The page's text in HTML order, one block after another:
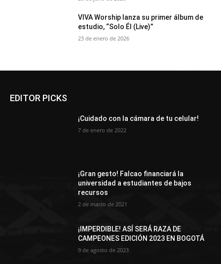
VIVA Worship lanza su primer álbum de
estudio, “Solo Él (Live)”
23 de enero de 2026
EDITOR PICKS
¡Cuidado con la cámara de tu celular!
7 de enero de 2022
¡Gran gesto! Falcao financiará la
universidad a estudiantes de bajos
recursos
2 de marzo de 2021
¡IMPERDIBLE! ASÍ SERÁ RAZA DE
CAMPEONES EDICIÓN 2023 EN BOGOTÁ
9 de agosto de 2023